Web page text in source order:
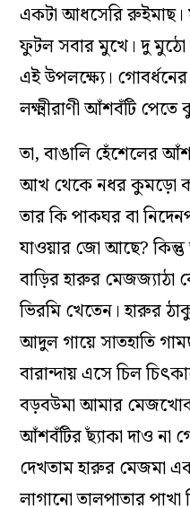
একটা আধসেরি রুইমাছ।
ফুটল সবার মুখে। দু মুঠো
এই উপলক্ষ্যে।
লক্ষ্মীরাণী আঁশবঁটি
তা, বাঙালি হেঁশেলের
আখ থেকে নধর কুমড়ো
তার কি পাকঘর বা
যাওয়ার জো আছে?
বাড়ির হারুর
ভিরমি খেতেন। হারুর
আদুল গায়ে সাতহাতি
বারান্দায় এসে চিল
বড়বউমা আমার
আঁশবঁটির ছ্যাঁকা দাও না
দেখতাম হারুর মেজমা
লাগানো তালপাতার পাখা